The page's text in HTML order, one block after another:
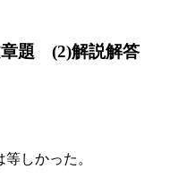
章題 (2)解説解答
しかった。